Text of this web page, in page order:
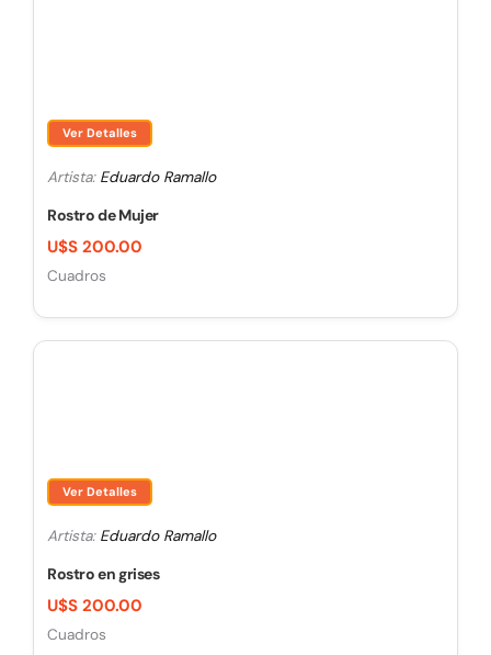
Ver Detalles
Artista: Eduardo Ramallo
Rostro de Mujer
U$S 200.00
Cuadros
Ver Detalles
Artista: Eduardo Ramallo
Rostro en grises
U$S 200.00
Cuadros